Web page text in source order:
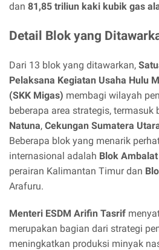
dan 81,85 triliun kaki kubik gas
Detail Blok yang
Dari 13 blok yang ditawarkan,
Pelaksana Kegiatan Usaha Hulu
(SKK Migas) membagi wilayah
beberapa area strategis, termasuk
Natuna, Cekungan Sumatera
Beberapa blok yang menarik
internasional adalah Blok Ambalat
perairan Kalimantan Timur dan
Arafuru.
Menteri ESDM Arifin Tasrif
merupakan bagian dari strategi
meningkatkan produksi minyak